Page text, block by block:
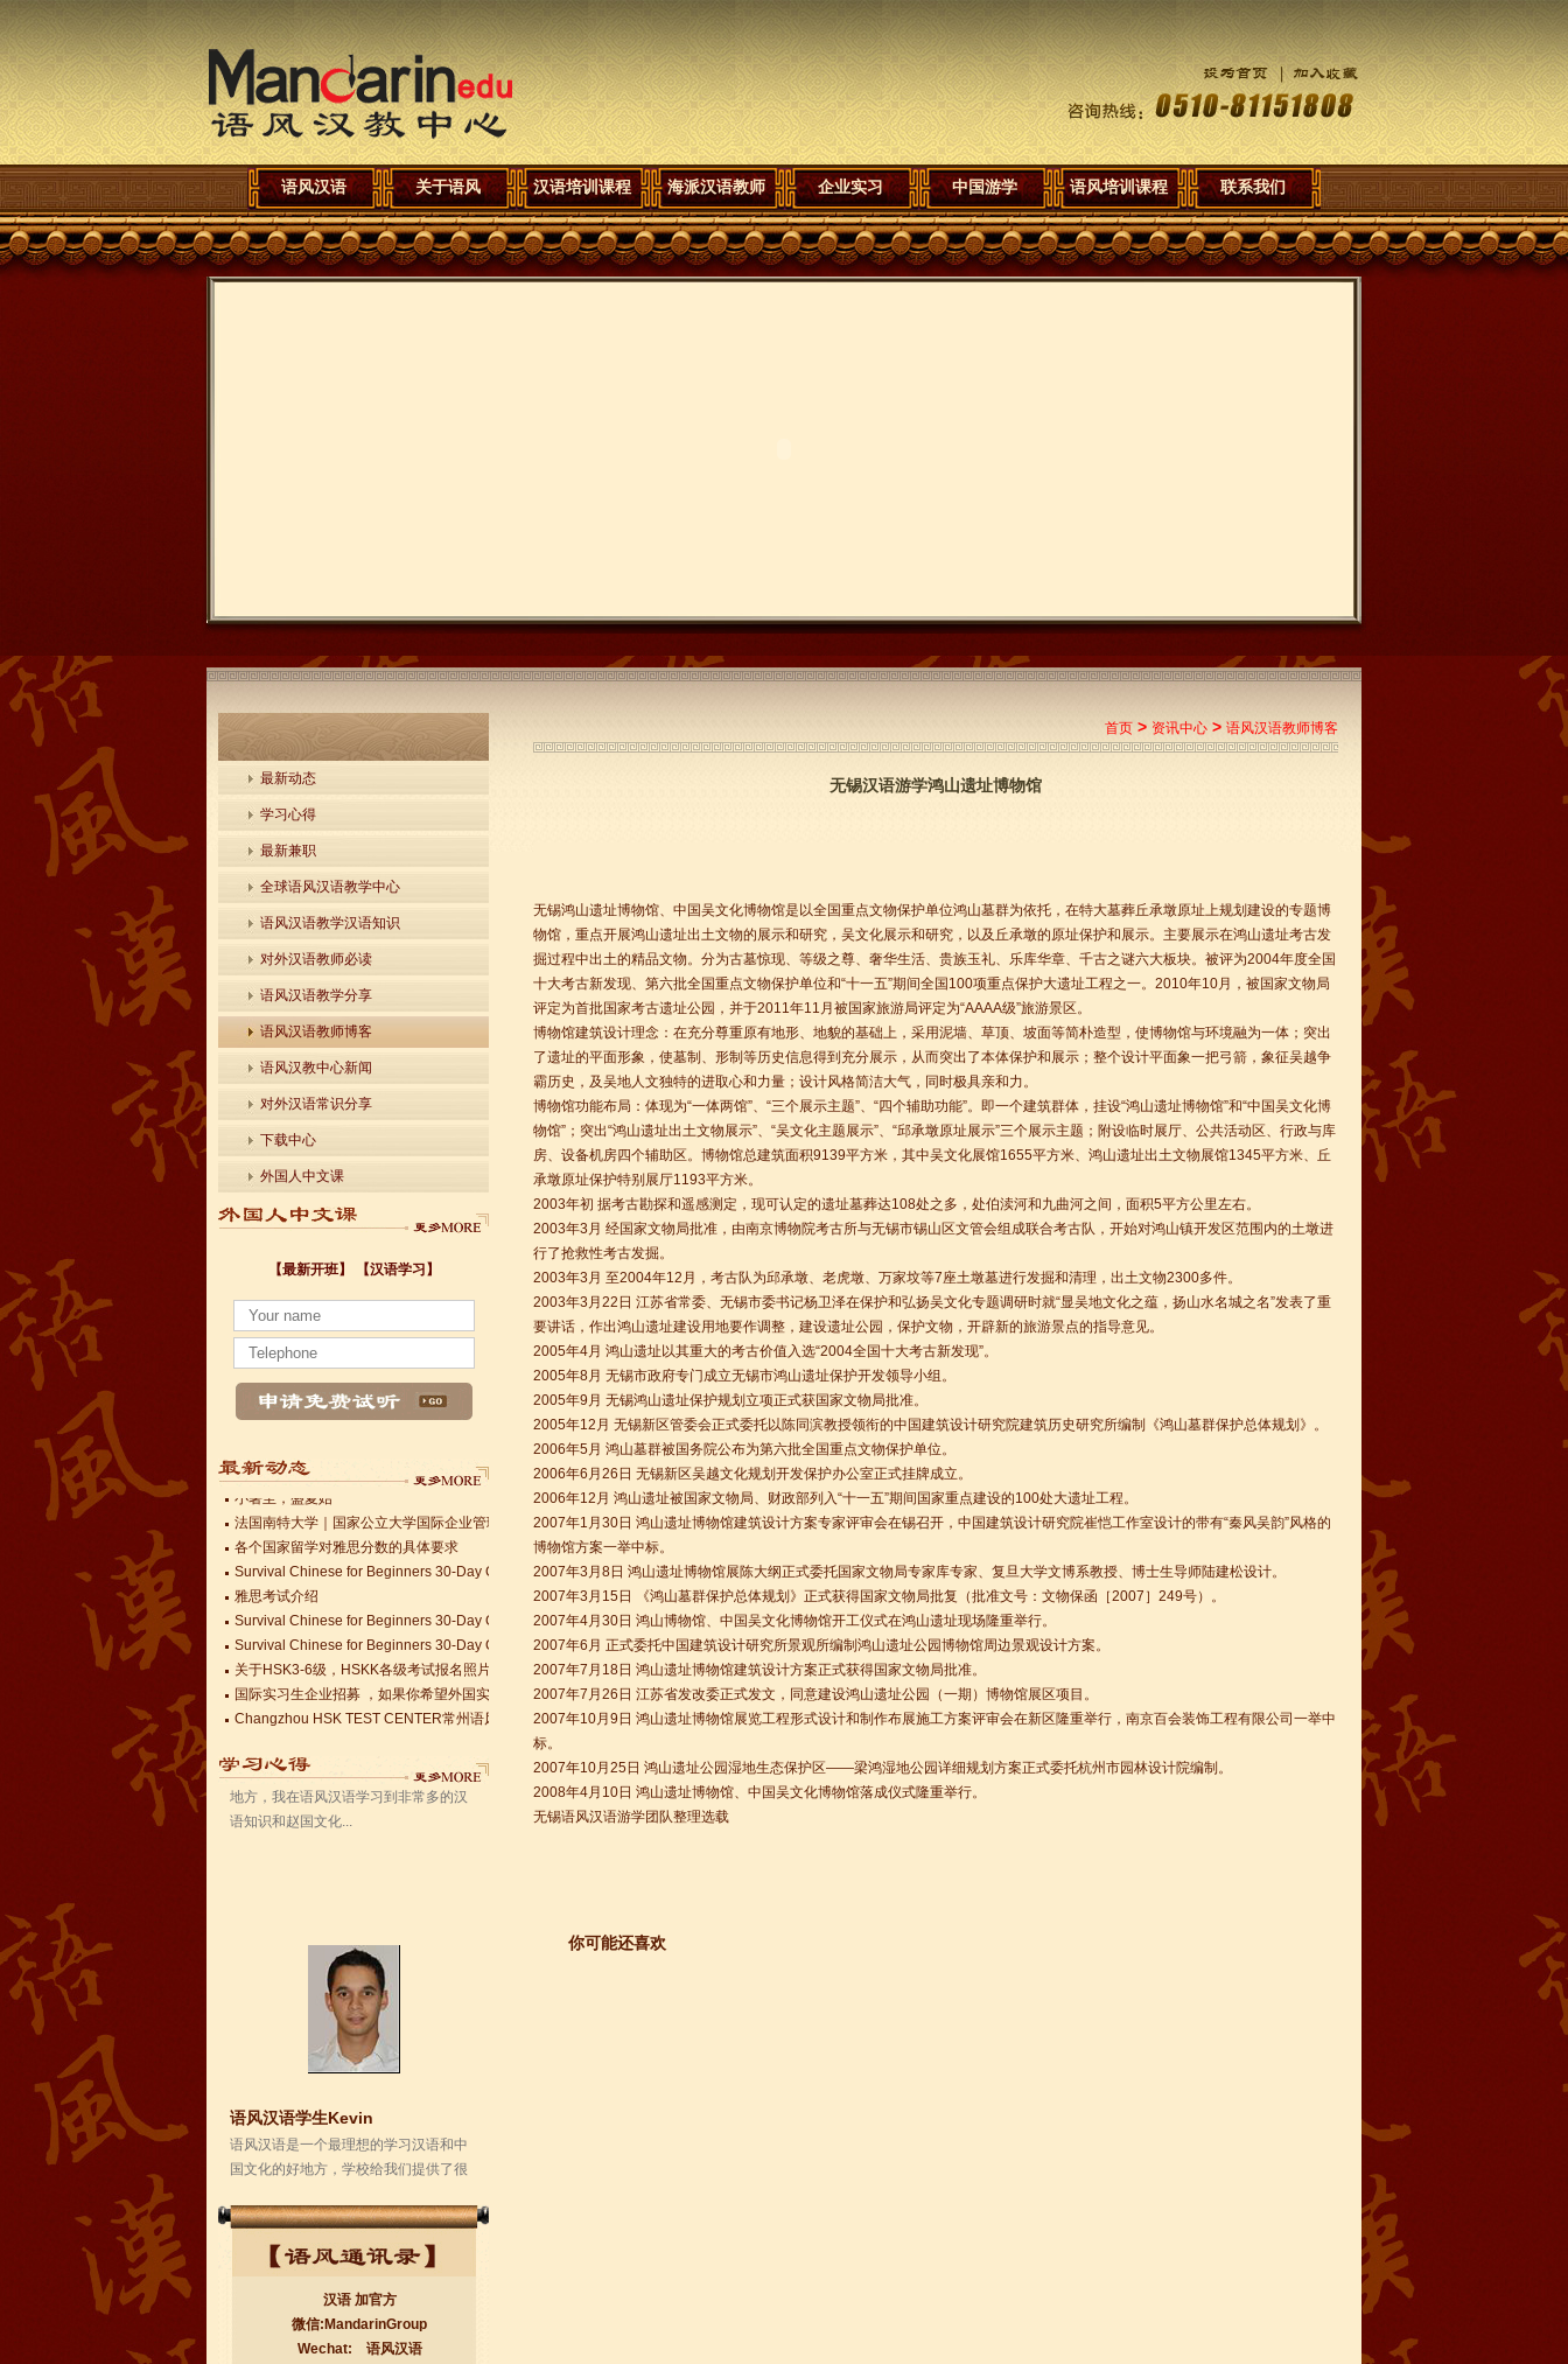
语风汉语 关于语风 汉语培训课程 海派汉语教师 企业实习 中国游学 语风培训课程 联系我们
最新动态
学习心得
最新兼职
全球语风汉语教学中心
语风汉语教学汉语知识
对外汉语教师必读
语风汉语教学分享
语风汉语教师博客
语风汉教中心新闻
对外汉语常识分享
下载中心
外国人中文课
【最新开班】 【汉语学习】
法国南特大学｜国家公立大学国际企业管理硕士 + 跨文化职场通行证，2025 招生开启
各个国家留学对雅思分数的具体要求
Survival Chinese for Beginners 30-Day Challenge day 3
雅思考试介绍
Survival Chinese for Beginners 30-Day Challenge day 2
Survival Chinese for Beginners 30-Day Challenge day 1
关于HSK3-6级，HSKK各级考试报名照片的通知
国际实习生企业招募 ，如果你希望外国实习生到你的公司工作，请联系我们
Changzhou HSK TEST CENTER常州语风HSK考点正式对外开考了，常州的考生可以在自己家门口参加汉语考试了
小暑至，盛夏始
法国南特大学｜国家公立大学国际企业管理硕士 + 跨文化职场通行证，2025 招生开启
各个国家留学对雅思分数的具体要求
Survival Chinese for Beginners 30-Day Challenge day 3
雅思考试介绍
Survival Chinese for Beginners 30-Day Challenge day 2
Survival Chinese for Beginners 30-Day Challenge day 1
关于HSK3-6级，HSKK各级考试报名照片的通知
国际实习生企业招募 ，如果你希望外国实习生到你的公司工作，请联系我们
Changzhou HSK TEST CENTER常州语风HSK考点正式对外开考了，常州的考生可以在自己家门口参加汉语考试了
语风汉语无锡校 Zack
我叫Zack,我是法国人，无锡语风汉教中
心是一个学习中国文化和对外汉语的好
地方，我在语风汉语学习到非常多的汉
语知识和赵国文化...
语风汉语学生Kevin
语风汉语是一个最理想的学习汉语和中
国文化的好地方，学校给我们提供了很
多的汉语活动和学习中国文化的机会，
汉语 加官方
微信:MandarinGroup
Wechat: 语风汉语
首页 > 资讯中心 > 语风汉语教师博客
无锡汉语游学鸿山遗址博物馆
无锡鸿山遗址博物馆、中国吴文化博物馆是以全国重点文物保护单位鸿山墓群为依托，在特大墓葬丘承墩原址上规划建设的专题博
物馆，重点开展鸿山遗址出土文物的展示和研究，吴文化展示和研究，以及丘承墩的原址保护和展示。主要展示在鸿山遗址考古发
掘过程中出土的精品文物。分为古墓惊现、等级之尊、奢华生活、贵族玉礼、乐库华章、千古之谜六大板块。被评为2004年度全国
十大考古新发现、第六批全国重点文物保护单位和“十一五”期间全国100项重点保护大遗址工程之一。2010年10月，被国家文物局
评定为首批国家考古遗址公园，并于2011年11月被国家旅游局评定为“AAAA级”旅游景区。
博物馆建筑设计理念：在充分尊重原有地形、地貌的基础上，采用泥墙、草顶、坡面等简朴造型，使博物馆与环境融为一体；突出
了遗址的平面形象，使墓制、形制等历史信息得到充分展示，从而突出了本体保护和展示；整个设计平面象一把弓箭，象征吴越争
霸历史，及吴地人文独特的进取心和力量；设计风格简洁大气，同时极具亲和力。
博物馆功能布局：体现为“一体两馆”、“三个展示主题”、“四个辅助功能”。即一个建筑群体，挂设“鸿山遗址博物馆”和“中国吴文化博
物馆”；突出“鸿山遗址出土文物展示”、“吴文化主题展示”、“邱承墩原址展示”三个展示主题；附设临时展厅、公共活动区、行政与库
房、设备机房四个辅助区。博物馆总建筑面积9139平方米，其中吴文化展馆1655平方米、鸿山遗址出土文物展馆1345平方米、丘
承墩原址保护特别展厅1193平方米。
2003年初 据考古勘探和遥感测定，现可认定的遗址墓葬达108处之多，处伯渎河和九曲河之间，面积5平方公里左右。
2003年3月 经国家文物局批准，由南京博物院考古所与无锡市锡山区文管会组成联合考古队，开始对鸿山镇开发区范围内的土墩进
行了抢救性考古发掘。
2003年3月 至2004年12月，考古队为邱承墩、老虎墩、万家坟等7座土墩墓进行发掘和清理，出土文物2300多件。
2003年3月22日 江苏省常委、无锡市委书记杨卫泽在保护和弘扬吴文化专题调研时就“显吴地文化之蕴，扬山水名城之名”发表了重
要讲话，作出鸿山遗址建设用地要作调整，建设遗址公园，保护文物，开辟新的旅游景点的指导意见。
2005年4月 鸿山遗址以其重大的考古价值入选“2004全国十大考古新发现”。
2005年8月 无锡市政府专门成立无锡市鸿山遗址保护开发领导小组。
2005年9月 无锡鸿山遗址保护规划立项正式获国家文物局批准。
2005年12月 无锡新区管委会正式委托以陈同滨教授领衔的中国建筑设计研究院建筑历史研究所编制《鸿山墓群保护总体规划》。
2006年5月 鸿山墓群被国务院公布为第六批全国重点文物保护单位。
2006年6月26日 无锡新区吴越文化规划开发保护办公室正式挂牌成立。
2006年12月 鸿山遗址被国家文物局、财政部列入“十一五”期间国家重点建设的100处大遗址工程。
2007年1月30日 鸿山遗址博物馆建筑设计方案专家评审会在锡召开，中国建筑设计研究院崔恺工作室设计的带有“秦风吴韵”风格的
博物馆方案一举中标。
2007年3月8日 鸿山遗址博物馆展陈大纲正式委托国家文物局专家库专家、复旦大学文博系教授、博士生导师陆建松设计。
2007年3月15日 《鸿山墓群保护总体规划》正式获得国家文物局批复（批准文号：文物保函［2007］249号）。
2007年4月30日 鸿山博物馆、中国吴文化博物馆开工仪式在鸿山遗址现场隆重举行。
2007年6月 正式委托中国建筑设计研究所景观所编制鸿山遗址公园博物馆周边景观设计方案。
2007年7月18日 鸿山遗址博物馆建筑设计方案正式获得国家文物局批准。
2007年7月26日 江苏省发改委正式发文，同意建设鸿山遗址公园（一期）博物馆展区项目。
2007年10月9日 鸿山遗址博物馆展览工程形式设计和制作布展施工方案评审会在新区隆重举行，南京百会装饰工程有限公司一举中
标。
2007年10月25日 鸿山遗址公园湿地生态保护区——梁鸿湿地公园详细规划方案正式委托杭州市园林设计院编制。
2008年4月10日 鸿山遗址博物馆、中国吴文化博物馆落成仪式隆重举行。
无锡语风汉语游学团队整理选载
你可能还喜欢